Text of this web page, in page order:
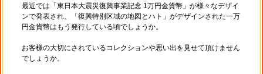
最近では「東日本大震災復興事業記念 1万円金貨幣」が様々なデザイ
ンで発表され、「復興特別区域の地図とハト」がデザインされた一万
円金貨幣はもう発行している頃でしょうか。
お客様の大切にされているコレクションや思い出を見せて頂けません
でしょうか。